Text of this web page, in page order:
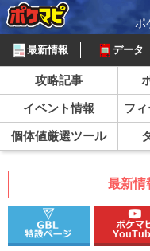
ポ
最新情報 データ
攻略記事
イベント情報
フ
個体値厳選ツール
最新情